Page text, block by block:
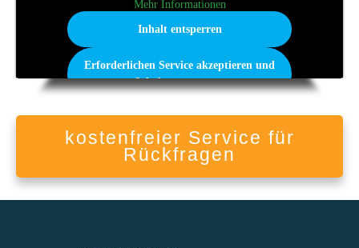
Mehr Informationen
Inhalt entsperren
Erforderlichen Service akzeptieren und
Inhalte entsperren
kostenfreier Service für
Rückfragen